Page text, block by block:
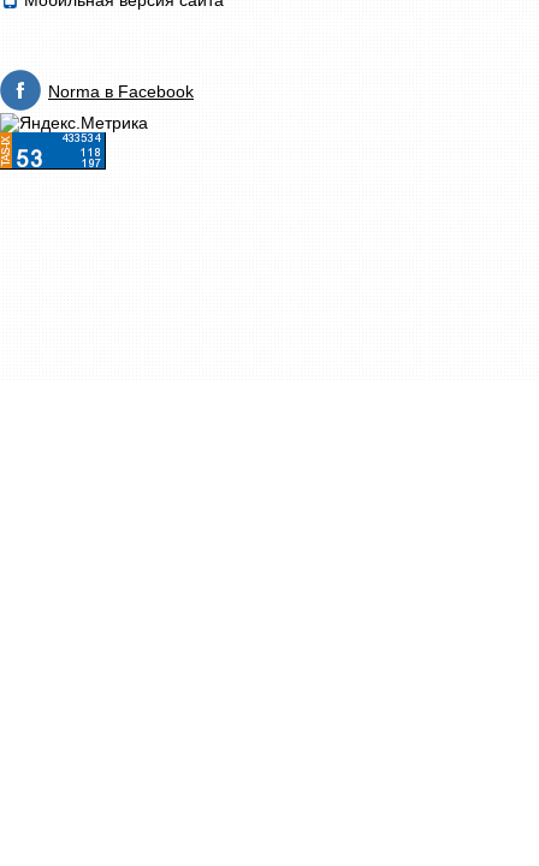
Norma в Facebook